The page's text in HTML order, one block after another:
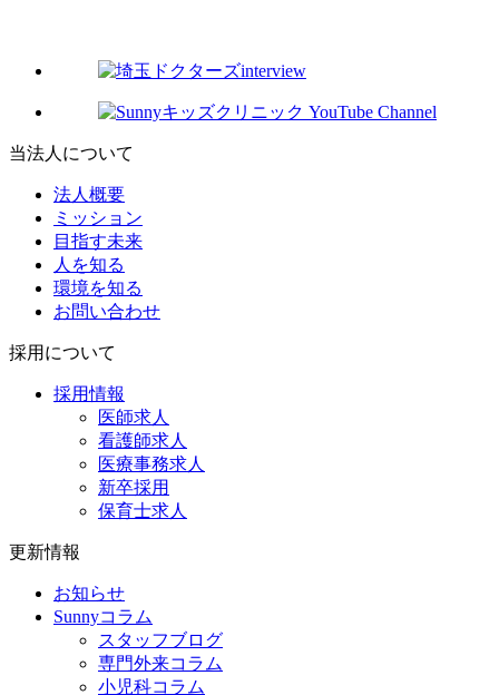
当法人について
法人概要
ミッション
目指す未来
人を知る
環境を知る
お問い合わせ
採用について
採用情報
医師求人
看護師求人
医療事務求人
新卒採用
保育士求人
更新情報
お知らせ
Sunnyコラム
スタッフブログ
専門外来コラム
小児科コラム